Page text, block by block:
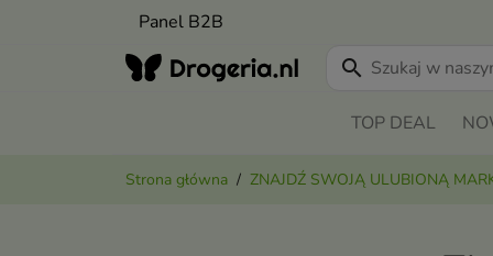
Panel B2B
search
TOP DEAL
Strona główna ZNAJDŹ SWOJĄ ULUBIONĄ